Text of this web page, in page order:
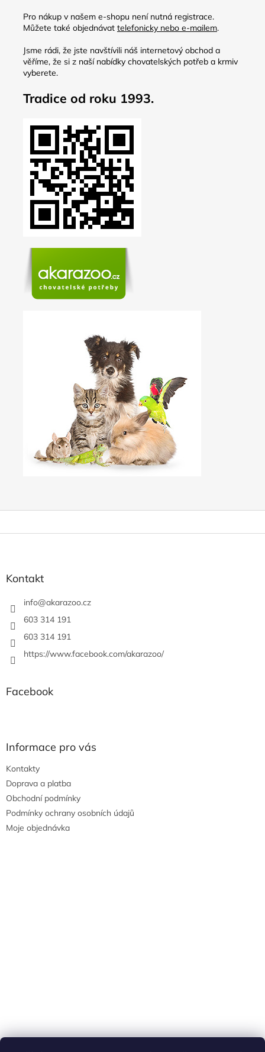
Pro nákup v našem e-shopu není nutná registrace.
Můžete také objednávat telefonicky nebo e-mailem.
Jsme rádi, že jste navštívili náš internetový obchod a
věříme, že si z naší nabídky chovatelských potřeb a krmiv
vyberete.
Tradice od roku 1993.
Z
Kontakt
info@akarazoo.cz
603 314 191
603 314 191
https://www.facebook.com/akarazoo/
Facebook
Informace pro vás
Kontakty
Doprava a platba
Obchodní podmínky
Podmínky ochrany osobních údajů
Moje objednávka